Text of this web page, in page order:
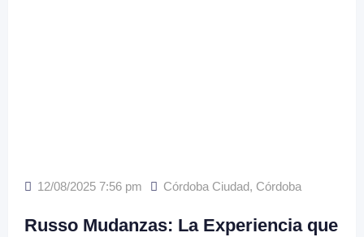
12/08/2025 7:56 pm Córdoba Ciudad, Córdoba
Russo Mudanzas: La Experiencia que